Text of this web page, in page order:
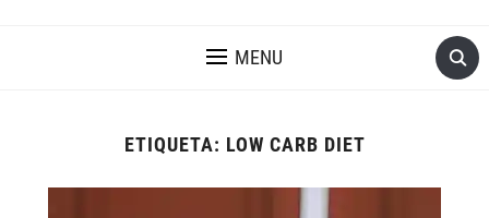
MENU
ETIQUETA: LOW CARB DIET